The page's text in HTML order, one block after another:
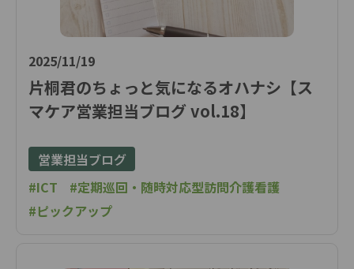
2025/11/19
片桐君のちょっと気になるオハナシ【ス
マケア営業担当ブログ vol.18】
営業担当ブログ
#ICT
#定期巡回・随時対応型訪問介護看護
#ピックアップ